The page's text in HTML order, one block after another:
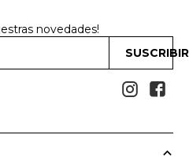
novedades!
 